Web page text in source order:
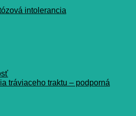
intolerancia
tráviaceho traktu – podporná